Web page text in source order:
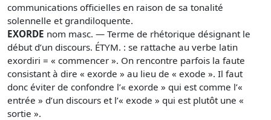
communications officielles en raison de sa tonalité
solennelle et grandiloquente.
EXORDE nom masc. — Terme de rhétorique désignant le
début d’un discours. ÉTYM. : se rattache au verbe latin
exordiri = « commencer ». On rencontre parfois la faute
consistant à dire « exorde » au lieu de « exode ». Il faut
donc éviter de confondre l’« exorde » qui est comme l’«
entrée » d’un discours et l’« exode » qui est plutôt une «
sortie ».